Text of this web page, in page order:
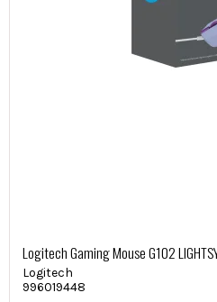
Logitech Gaming Mouse G102
Logitech
996019448